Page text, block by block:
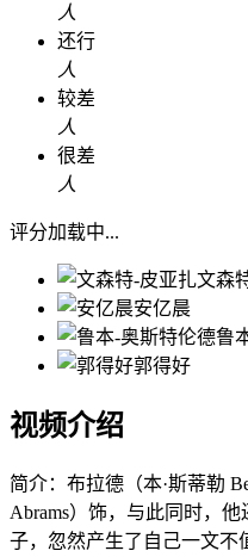
人
还行
人
较差
人
很差
人
评分加载中...
文森
安亿晨
鲁
郭得好
视频介绍
简介： 布拉德（本·斯蒂勒
Abrams）饰，与此同时，
子，忽然产生了自己一文不